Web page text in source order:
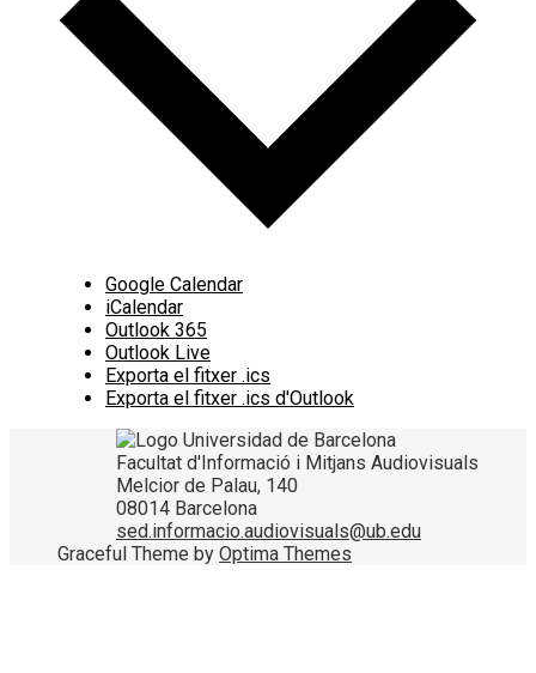
Google Calendar
iCalendar
Outlook 365
Outlook Live
Exporta el fitxer .ics
Exporta el fitxer .ics d'Outlook
Facultat d'Informació i Mitjans Audiovisuals
Melcior de Palau, 140
08014 Barcelona
sed.informacio.audiovisuals@ub.edu
Graceful Theme by Optima Themes